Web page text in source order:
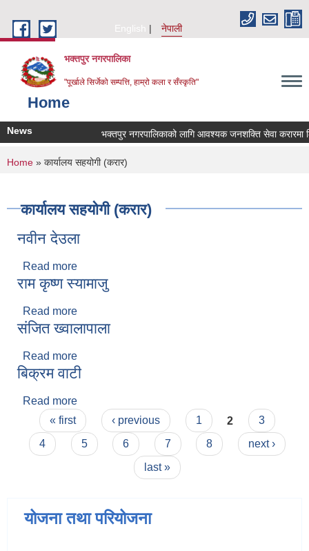
English
नेपाली
भक्तपुर नगरपालिका
"पूर्खाले सिर्जेको सम्पत्ति, हाम्रो कला र सँस्कृति"
Home
News भक्तपुर नगरपालिकाको लागि आवश्यक जनशक्ति सेवा करारमा
You are here
Home » कार्यालय सहयोगी (करार)
कार्यालय सहयोगी (करार)
नवीन देउला
Read more
राम कृष्ण स्यामाजु
Read more
संजित ख्वालापाला
Read more
बिक्रम वाटी
Read more
Pages
« first ‹ previous 1 2
3
4
5 6 7 8
next ›
last »
योजना तथा परियोजना